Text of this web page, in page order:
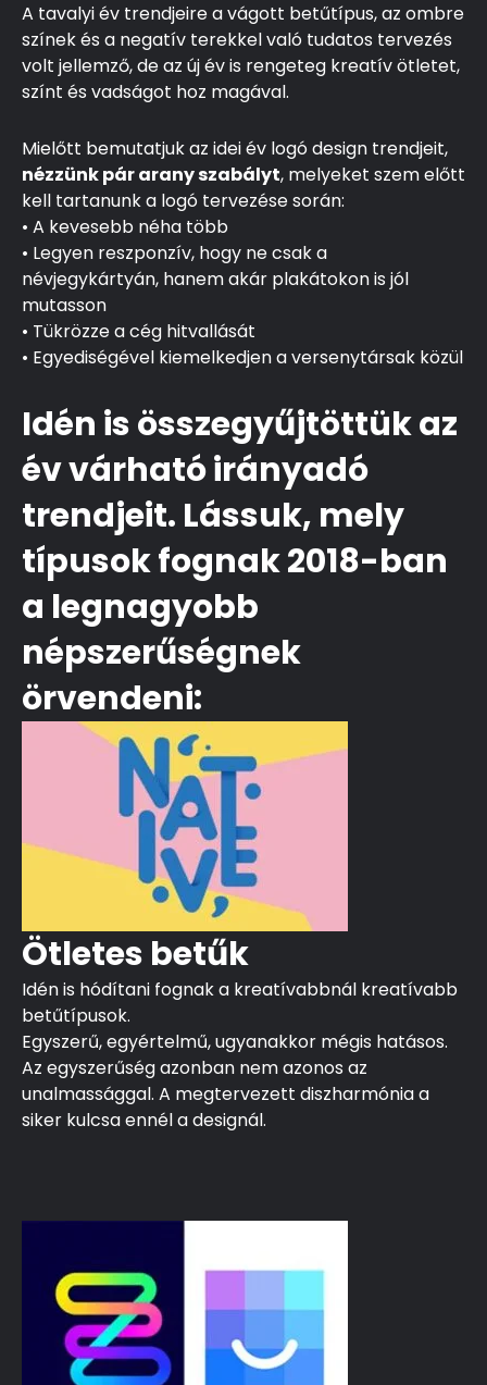
A tavalyi év trendjeire a vágott betűtípus, az ombre
színek és a negatív terekkel való tudatos tervezés
volt jellemző, de az új év is rengeteg kreatív ötletet,
színt és vadságot hoz magával.
Mielőtt bemutatjuk az idei év logó design trendjeit,
nézzünk pár arany szabályt, melyeket szem előtt
kell tartanunk a logó tervezése során:
• A kevesebb néha több
• Legyen reszponzív, hogy ne csak a
névjegykártyán, hanem akár plakátokon is jól
mutasson
• Tükrözze a cég hitvallását
• Egyediségével kiemelkedjen a versenytársak közül
Idén is összegyűjtöttük az
év várható irányadó
trendjeit. Lássuk, mely
típusok fognak 2018-ban
a legnagyobb
népszerűségnek
örvendeni:
Ötletes betűk
Idén is hódítani fognak a kreatívabbnál kreatívabb
betűtípusok.
Egyszerű, egyértelmű, ugyanakkor mégis hatásos.
Az egyszerűség azonban nem azonos az
unalmassággal. A megtervezett diszharmónia a
siker kulcsa ennél a designál.